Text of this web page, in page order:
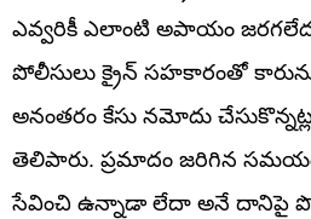
ఎవ్వరికీ ఎలాంటి అపాయం
పోలీసులు క్రైన్ సహకారంతో
అనంతరం కేసు నమోదు
తెలిపారు. ప్రమాదం జరిగిన
సేవించి ఉన్నాడా లేదా అనే దానిపై